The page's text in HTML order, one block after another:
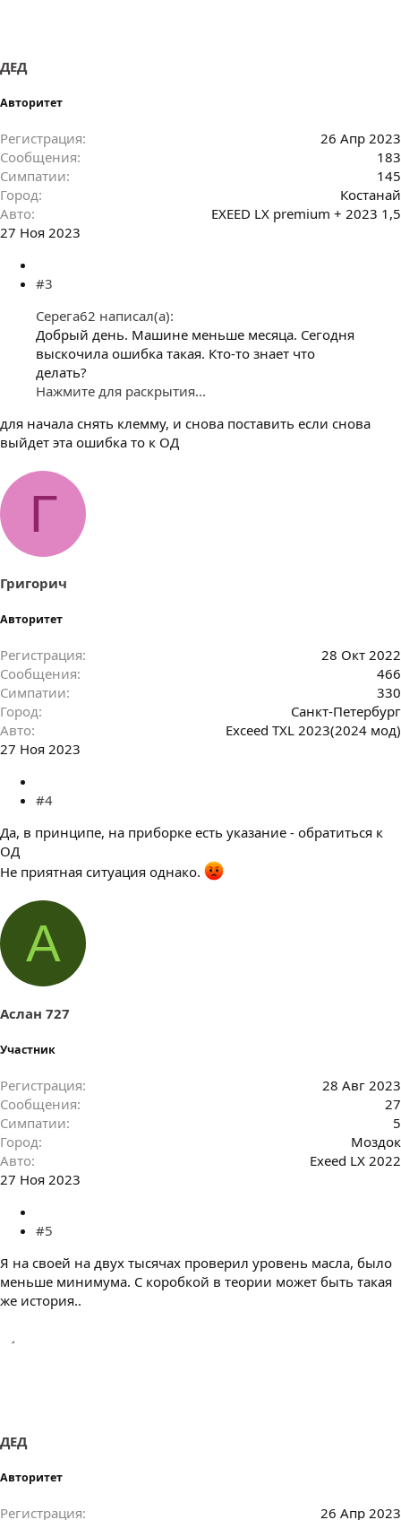
ДЕД
Авторитет
Регистрация
26 Апр 2023
Сообщения
183
Симпатии
145
Город
Костанай
Авто
EXEED LX premium + 2023 1,5
27 Ноя 2023
#3
Серега62 написал(а):
Добрый день. Машине меньше месяца. Сегодня
выскочила ошибка такая. Кто-то знает что
делать?
Нажмите для раскрытия...
для начала снять клемму, и снова поставить если снова
выйдет эта ошибка то к ОД
Г
Григорич
Авторитет
Регистрация
28 Окт 2022
Сообщения
466
Симпатии
330
Город
Санкт-Петербург
Авто
Exceed TXL 2023(2024 мод)
27 Ноя 2023
#4
Да, в принципе, на приборке есть указание - обратиться к
ОД
Не приятная ситуация однако.
А
Аслан 727
Участник
Регистрация
28 Авг 2023
Сообщения
27
Симпатии
5
Город
Моздок
Авто
Exeed LX 2022
27 Ноя 2023
#5
Я на своей на двух тысячах проверил уровень масла, было
меньше минимума. С коробкой в теории может быть такая
же история..
ДЕД
Авторитет
Регистрация 26 Апр 2023